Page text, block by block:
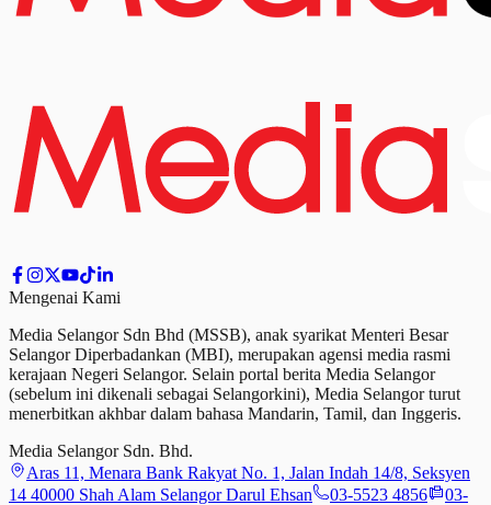
Mengenai Kami
Media Selangor Sdn Bhd (MSSB), anak syarikat Menteri Besar
Selangor Diperbadankan (MBI), merupakan agensi media rasmi
kerajaan Negeri Selangor. Selain portal berita Media Selangor
(sebelum ini dikenali sebagai Selangorkini), Media Selangor turut
menerbitkan akhbar dalam bahasa Mandarin, Tamil, dan Inggeris.
Media Selangor Sdn. Bhd.
Aras 11, Menara Bank Rakyat No. 1, Jalan Indah 14/8, Seksyen
14 40000 Shah Alam Selangor Darul Ehsan
03-5523 4856
03-